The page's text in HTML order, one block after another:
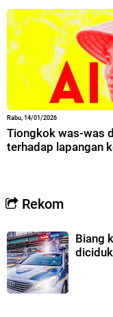
Rabu, 14/01/2026
Tiongkok was-was
terhadap lapangan
Rekom
Biang